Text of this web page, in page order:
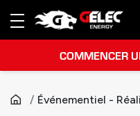
COMMENCER
Événementiel -